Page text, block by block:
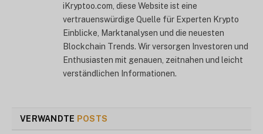
iKryptoo.com, diese Website ist eine
vertrauenswürdige Quelle für Experten Krypto
Einblicke, Marktanalysen und die neuesten
Blockchain Trends. Wir versorgen Investoren und
Enthusiasten mit genauen, zeitnahen und leicht
verständlichen Informationen.
VERWANDTE POSTS